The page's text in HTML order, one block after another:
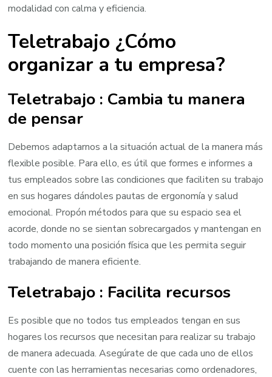
modalidad con calma y eficiencia.
Teletrabajo ¿Cómo
organizar a tu empresa?
Teletrabajo : Cambia tu manera
de pensar
Debemos adaptarnos a la situación actual de la manera más
flexible posible. Para ello, es útil que formes e informes a
tus empleados sobre las condiciones que faciliten su trabajo
en sus hogares dándoles pautas de ergonomía y salud
emocional. Propón métodos para que su espacio sea el
acorde, donde no se sientan sobrecargados y mantengan en
todo momento una posición física que les permita seguir
trabajando de manera eficiente.
Teletrabajo : Facilita recursos
Es posible que no todos tus empleados tengan en sus
hogares los recursos que necesitan para realizar su trabajo
de manera adecuada. Asegúrate de que cada uno de ellos
cuente con las herramientas necesarias como ordenadores,